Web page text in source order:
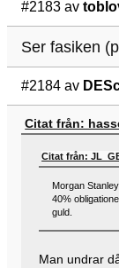
#2183 av
Ser fasiken
#2184 av
Citat från:
Citat från:
Morgan
40%
guld.
Man undrar